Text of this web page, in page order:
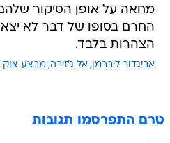
מחאה על אופן הסיקור
החרם בסופו של דבר לא יצא
הצהרות בלבד.
אביגדור ליברמן אל ג'זירה מבצע צוק
טרם התפרסמו תגובות